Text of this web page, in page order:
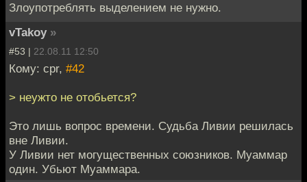
Злоупотреблять выделением не нужно.
vTakoy »
#53 | 22.08.11 12:50
Кому: cpr, #42
> неужто не отобьется?
Это лишь вопрос времени. Судьба Ливии решилась
вне Ливии.
У Ливии нет могущественных союзников. Муаммар
один. Убьют Муаммара.